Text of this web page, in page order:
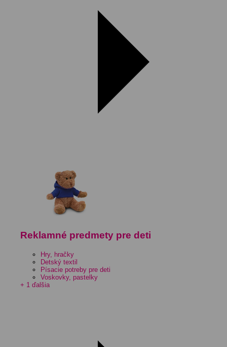
Reklamné predmety pre deti
Hry, hračky
Detský textil
Písacie potreby pre deti
Voskovky, pastelky
+ 1 ďalšia